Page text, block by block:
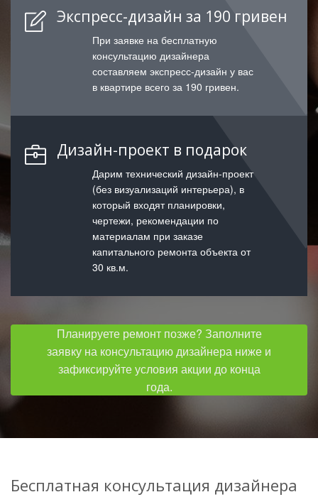
Экспресс-дизайн за 190 гривен
При заявке на бесплатную
консультацию дизайнера
составляем экспресс-дизайн у вас
в квартире всего за 190 гривен.
Дизайн-проект в подарок
Дарим технический дизайн-проект
(без визуализаций интерьера), в
который входят планировки,
чертежи, рекомендации по
материалам при заказе
капитального ремонта объекта от
30 кв.м.
Планируете ремонт позже? Заполните
заявку на консультацию дизайнера ниже и
зафиксируйте условия акции до конца
года.
Бесплатная консультация дизайнера